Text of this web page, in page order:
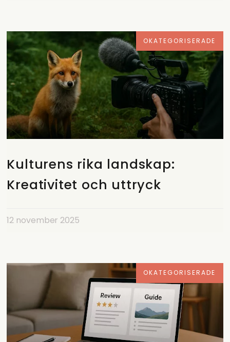
OKATEGORISERADE
Kulturens rika landskap:
Kreativitet och uttryck
12 november 2025
OKATEGORISERADE